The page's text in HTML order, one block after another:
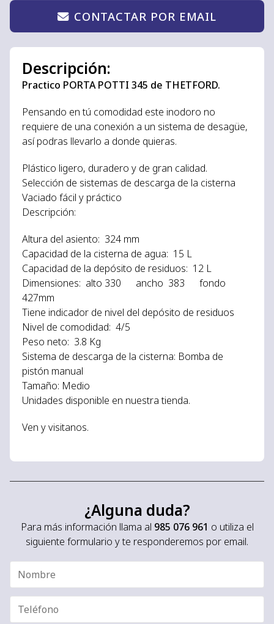
CONTACTAR POR EMAIL
Descripción:
Practico PORTA POTTI 345 de THETFORD.
Pensando en tú comodidad este inodoro no
requiere de una conexión a un sistema de desagüe,
así podras llevarlo a donde quieras.
Plástico ligero, duradero y de gran calidad.
Selección de sistemas de descarga de la cisterna
Vaciado fácil y práctico
Descripción:
Altura del asiento: 324 mm
Capacidad de la cisterna de agua: 15 L
Capacidad de la depósito de residuos: 12 L
Dimensiones: alto 330 ancho 383 fondo
427mm
Tiene indicador de nivel del depósito de residuos
Nivel de comodidad: 4/5
Peso neto: 3.8 Kg
Sistema de descarga de la cisterna: Bomba de
pistón manual
Tamaño: Medio
Unidades disponible en nuestra tienda.
Ven y visitanos.
¿Alguna duda?
Para más información llama al 985 076 961 o utiliza el
siguiente formulario y te responderemos por email.